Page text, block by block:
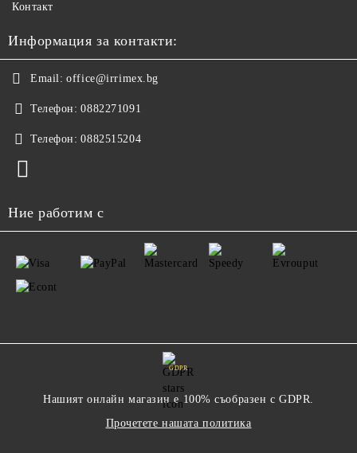
Контакт
Информация за контакти:
Email: office@irrimex.bg
Телефон: 0882271091
Телефон: 0882515204
Ние работим с
GDPR
Нашият онлайн магазин е 100% съобразен с GDPR.
Прочетете нашата политика